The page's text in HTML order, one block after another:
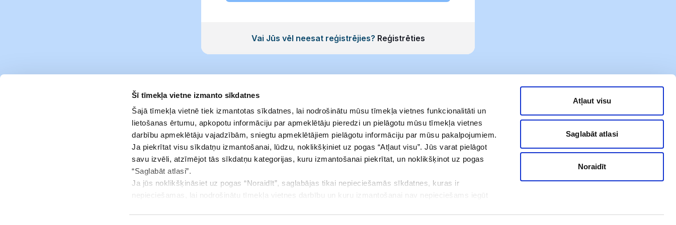
Šī tīmekļa vietne izmanto sīkdatnes
Šajā tīmekļa vietnē tiek izmantotas sīkdatnes, lai nodrošinātu mūsu tīmekļa vietnes funkcionalitāti un
lietošanas ērtumu, apkopotu informāciju par apmeklētāju pieredzi un pielāgotu mūsu tīmekļa vietnes
darbību apmeklētāju vajadzībām, sniegtu apmeklētājiem pielāgotu informāciju par mūsu pakalpojumiem.
Ja piekrītat visu sīkdatņu izmantošanai, lūdzu, noklikšķiniet uz pogas “Atļaut visu”. Jūs varat pielāgot
savu izvēli, atzīmējot tās sīkdatņu kategorijas, kuru izmantošanai piekrītat, un noklikšķinot uz pogas
“Saglabāt atlasi”.
Ja jūs noklikšķināsiet uz pogas “Noraidīt”, saglabājas tikai nepieciešamās sīkdatnes, kuras ir
nepieciešamas, lai nodrošinātu tīmekļa vietnes darbību un kuru izmantošanai nav nepieciešams iegūt
Atļaut visu
Saglabāt atlasi
Noraidīt
Vai Jūs vēl neesat reģistrējies? Reģistrēties
Noteikumi
Privātuma politika
Adrese
Elizabetes iela 23